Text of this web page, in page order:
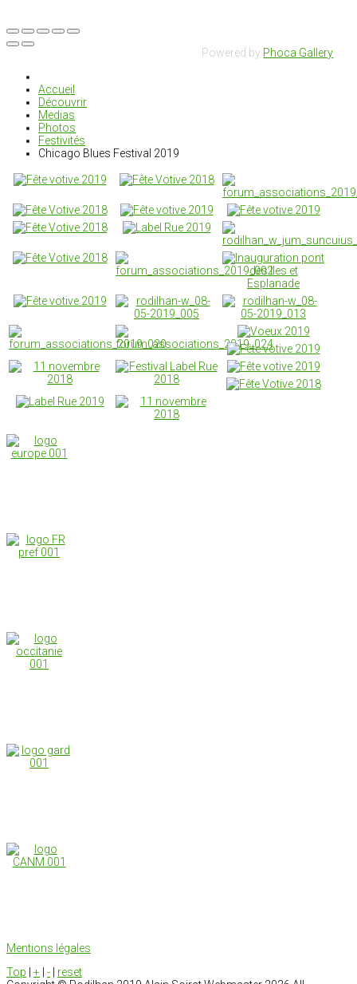
Powered by Phoca Gallery
Accueil
Découvrir
Medias
Photos
Festivités
Chicago Blues Festival 2019
Mentions légales
Top
+ -
reset